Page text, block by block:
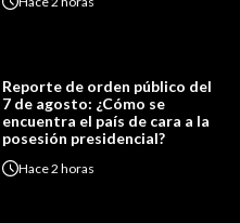
Reporte de orden público del
7 de agosto: ¿Cómo se
encuentra el país de cara a la
posesión presidencial?
Hace2 horas